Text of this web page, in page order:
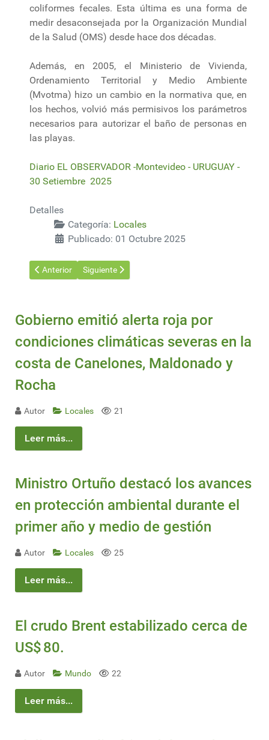
coliformes fecales. Esta última es una forma de
medir desaconsejada por la Organización Mundial
de la Salud (OMS) desde hace dos décadas.
Además, en 2005, el Ministerio de Vivienda,
Ordenamiento Territorial y Medio Ambiente
(Mvotma) hizo un cambio en la normativa que, en
los hechos, volvió más permisivos los parámetros
necesarios para autorizar el baño de personas en
las playas.
Diario EL OBSERVADOR -Montevideo - URUGUAY -
30 Setiembre 2025
Detalles
Categoría: Locales
Publicado: 01 Octubre 2025
Artículo anterior: XXIV Reunión del Foro de Ministros de Medio
Anterior Artículo siguiente: Compañía constructora
Siguiente
Gobierno emitió alerta roja por
condiciones climáticas severas en la
costa de Canelones, Maldonado y
Rocha
Autor Locales 21
Leer más...
Ministro Ortuño destacó los avances
en protección ambiental durante el
primer año y medio de gestión
Autor Locales 25
Leer más...
El crudo Brent estabilizado cerca de
US$ 80.
Autor Mundo 22
Leer más...